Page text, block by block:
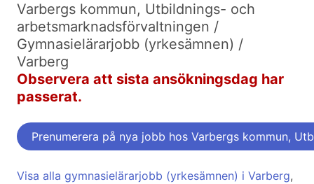
Varbergs kommun, Utbildnings- och
arbetsmarknadsförvaltningen /
Gymnasielärarjobb (yrkesämnen) /
Varberg
Observera att sista ansökningsdag har
passerat.
Prenumerera på nya jobb hos Varbergs kommun,
Visa alla gymnasielärarjobb (yrkesämnen) i Varberg,